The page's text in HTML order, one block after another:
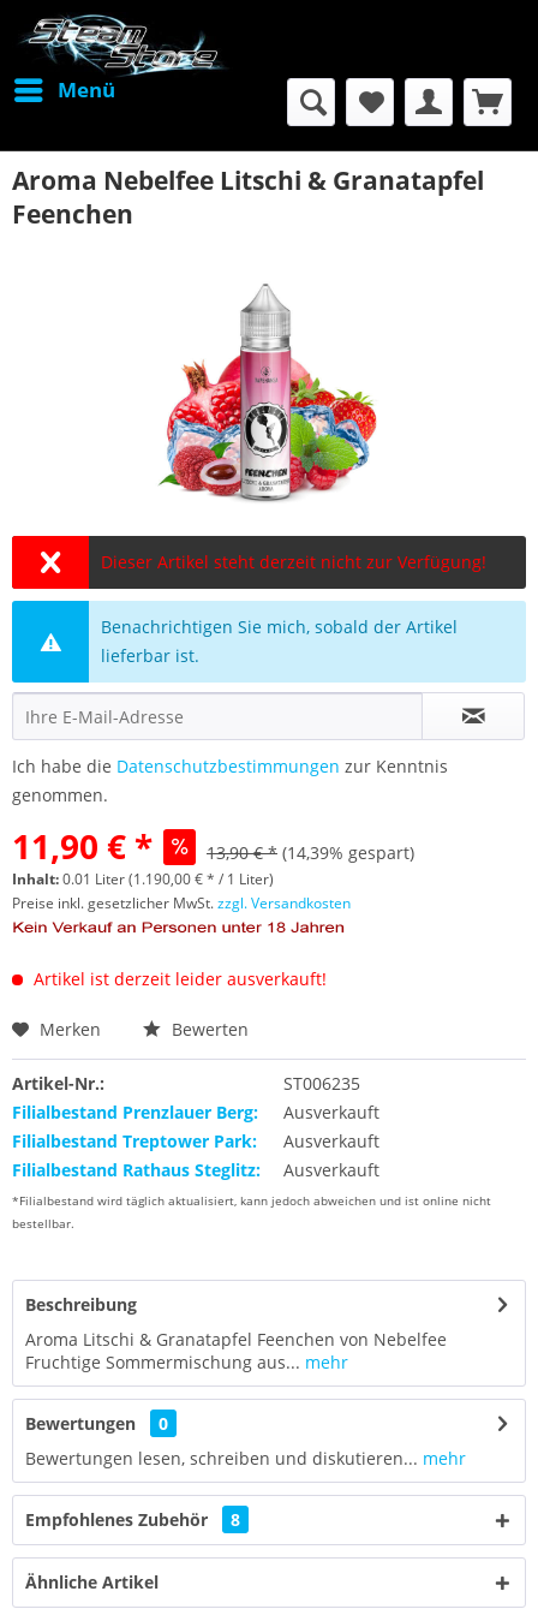
Menü
Aroma Nebelfee Litschi & Granatapfel
Feenchen
Dieser Artikel steht derzeit nicht zur Verfügung!
Benachrichtigen Sie mich, sobald der Artikel
lieferbar ist.
Ich habe die Datenschutzbestimmungen zur Kenntnis
genommen.
11,90 € * 13,90 € * (14,39% gespart)
Inhalt:0.01 Liter (1.190,00 € * / 1 Liter)
Preise inkl. gesetzlicher MwSt.zzgl. Versandkosten
Artikel ist derzeit leider ausverkauft!
Merken Bewerten
Artikel-Nr.:
ST006235
Filialbestand Prenzlauer Berg:
Ausverkauft
Filialbestand Treptower Park:
Ausverkauft
Filialbestand Rathaus Steglitz:
Ausverkauft
*Filialbestand wird täglich aktualisiert, kann jedoch abweichen und ist online nicht
bestellbar.
Beschreibung
Aroma Litschi & Granatapfel Feenchen von Nebelfee
Fruchtige Sommermischung aus... mehr
Bewertungen
0
Bewertungen lesen, schreiben und diskutieren... mehr
Empfohlenes Zubehör 8
Ähnliche Artikel